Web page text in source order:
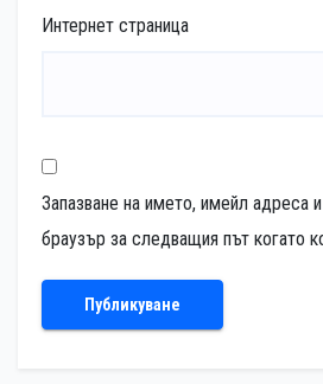
Интернет страница
Запазване на името, имейл адреса
браузър за следващия път когато